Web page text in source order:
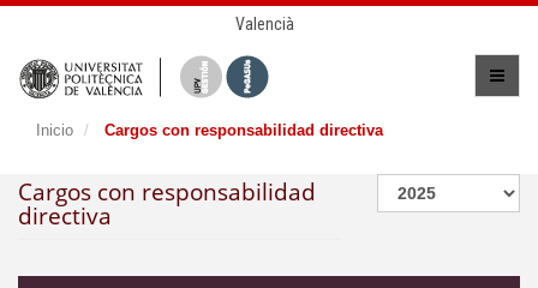
Valencià
Inicio Cargos con responsabilidad directiva
Cargos con responsabilidad
directiva